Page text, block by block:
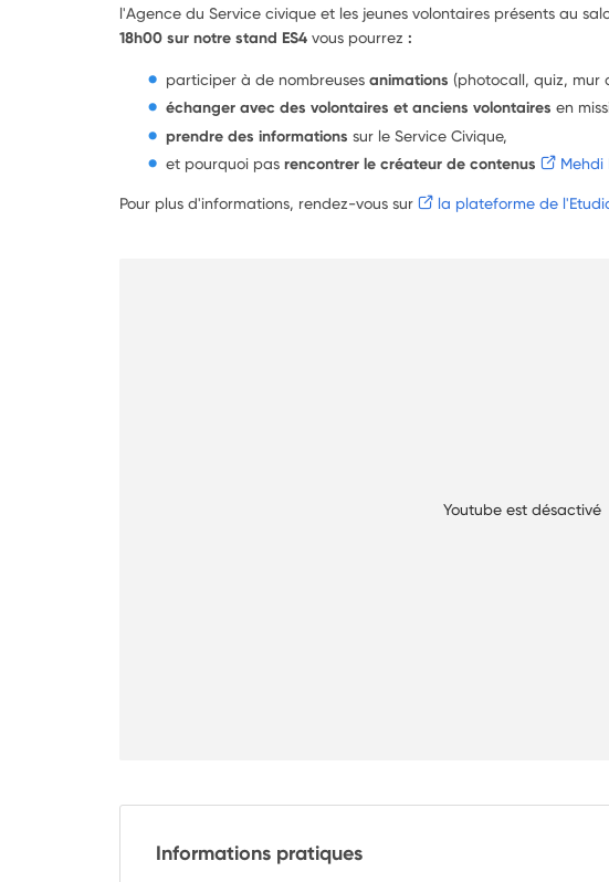
l'Agence du Service civique et les jeunes volontaires présents au
18h00 sur notre stand ES4 vous pourrez :
participer à de nombreusesanimations (photocall, quiz, mur
échanger avec des volontaires et anciens volontaires en
prendre des informations sur le Service Civique,
et pourquoi pas rencontrer le créateur de contenus Mehdi
Pour plus d'informations, rendez-vous sur la plateforme de
Youtube est désactivé
Informations pratiques